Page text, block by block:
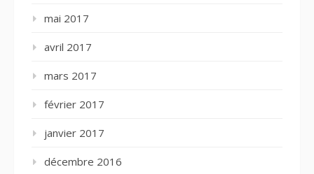
mai 2017
avril 2017
mars 2017
février 2017
janvier 2017
décembre 2016